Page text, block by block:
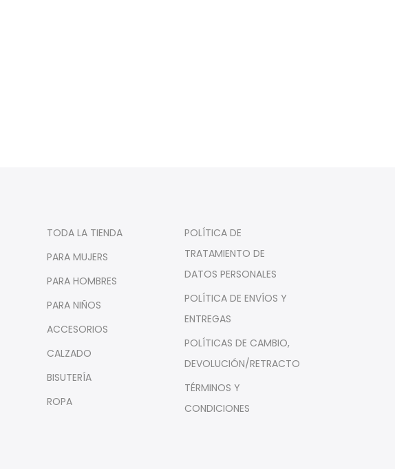
TODA LA TIENDA
PARA MUJERS
PARA HOMBRES
PARA NIÑOS
ACCESORIOS
CALZADO
BISUTERÍA
ROPA
POLÍTICA DE
TRATAMIENTO DE
DATOS PERSONALES
POLÍTICA DE ENVÍOS Y
ENTREGAS
POLÍTICAS DE CAMBIO,
DEVOLUCIÓN/RETRACTO
TÉRMINOS Y
CONDICIONES